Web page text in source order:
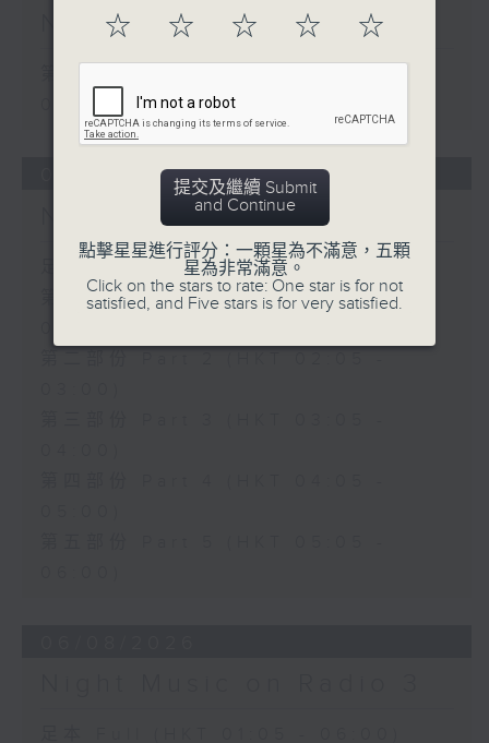
Night Music on Radio 3
07/08/2026
Night Music on Radio 3
足本 Full (HKT 01:05 - 06:00)
第一部份 Part 1 (HKT 01:05 -
☆ ☆ ☆ ☆ ☆
提交及繼續 Submit
and Continue
點擊星星進行評分：一顆星為不滿意，五顆
星為非常滿意。
Click on the stars to rate: One star is for not
satisfied, and Five stars is for very satisfied.